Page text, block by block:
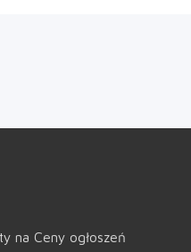
na Ceny ogłoszeń